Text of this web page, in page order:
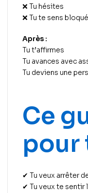
❌ Tu hésites
❌ Tu te sens
Après :
Tu t’affirmes
Tu avances avec
Tu deviens une
Ce
pour
✔ Tu veux arrêter
✔ Tu veux te sentir